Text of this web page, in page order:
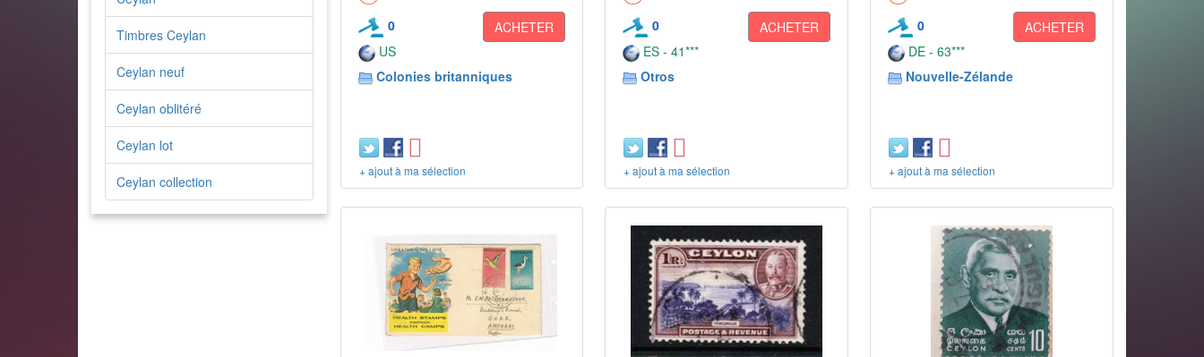
Timbres Ceylan
Ceylan neuf
Ceylan oblitéré
Ceylan lot
Ceylan collection
0
ACHETER
US
Colonies britanniques
+ ajout à ma sélection
0
ACHETER
ES - 41***
Otros
+ ajout à ma sélection
0
ACHETER
DE - 63***
Nouvelle-Zélande
+ ajout à ma sélection